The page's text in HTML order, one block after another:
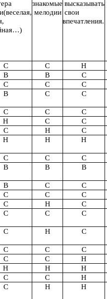
знакомые
мелодии
высказывать
свои
впечатления.
С С
Н
В В
С
С С
С
В С С
С С
С
Н С
С
С Н
С
Н Н Н
С С
С
В В В
В С
С
С С
С
С Н
С
С С С
С Н С
С С
С
С С
Н
Н Н
Н
С С
Н
С Н Н